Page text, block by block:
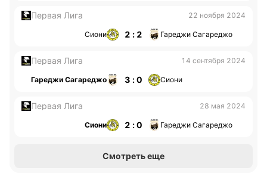
Первая Лига 22 ноября 2024
Сиони 2 : 2 Гареджи Сагареджо
Первая Лига 14 сентября 2024
Гареджи Сагареджо 3 : 0 Сиони
Первая Лига 28 мая 2024
Сиони 2 : 0 Гареджи Сагареджо
Смотреть еще